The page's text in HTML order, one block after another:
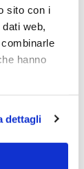
sito con i
web,
hanno
dettagli